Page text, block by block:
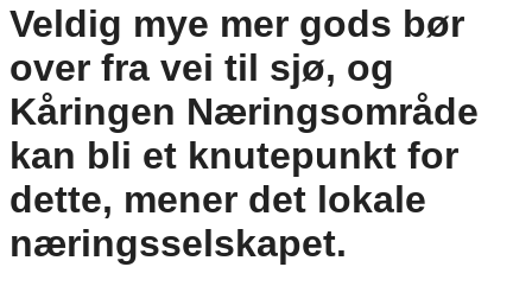
Veldig mye mer gods bør
over fra vei til sjø, og
Kåringen Næringsområde
kan bli et knutepunkt for
dette, mener det lokale
næringsselskapet.